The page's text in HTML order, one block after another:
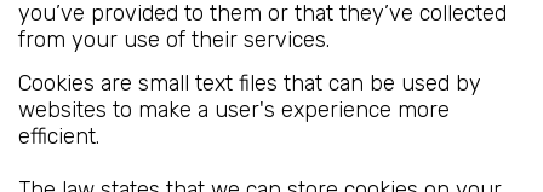
you’ve provided to them or that they’ve collected
from your use of their services.
Cookies are small text files that can be used by
websites to make a user's experience more
efficient.